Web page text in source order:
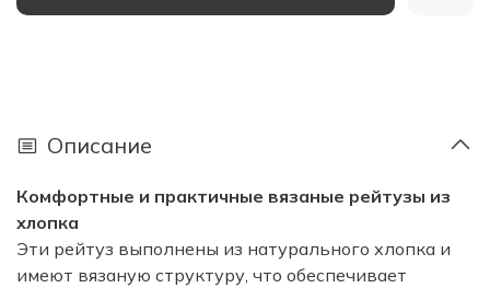
Описание
Комфортные и практичные вязаные рейтузы из
хлопка
Эти рейтуз выполнены из натурального хлопка и
имеют вязаную структуру, что обеспечивает